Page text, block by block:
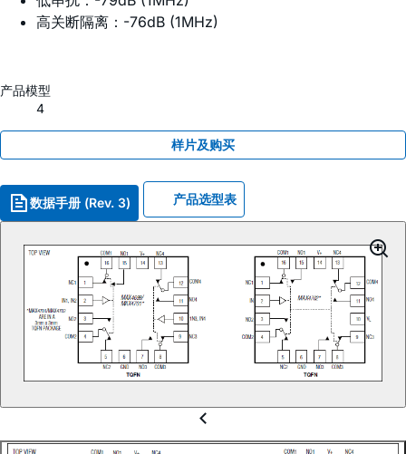
高关断隔离：-76dB (1MHz)
产品模型
4
样片及购买
数据手册 (Rev. 3) 产品选型表